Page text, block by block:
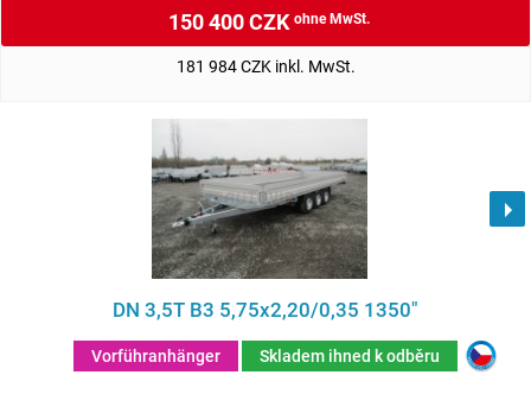
150 400 CZKohne MwSt.
181 984 CZK inkl. MwSt.
DN 3,5T B3 5,75x2,20/0,35 1350"
Vorführanhänger Skladem ihned k odběru